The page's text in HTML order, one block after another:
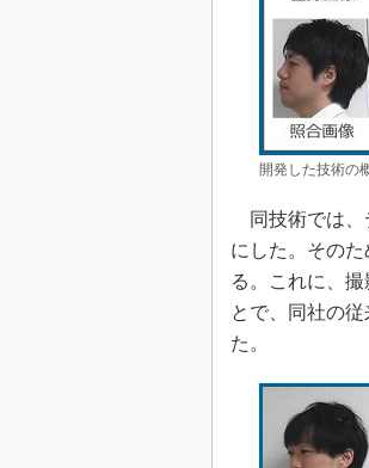
開発した技術の
同技術では、
にした。その
る。これに、
とで、同社の
た。